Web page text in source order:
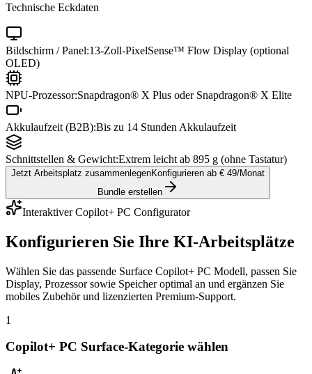
Technische Eckdaten
Bildschirm / Panel:13-Zoll-PixelSense™ Flow Display (optional
OLED)
NPU-Prozessor:Snapdragon® X Plus oder Snapdragon® X Elite
Akkulaufzeit (B2B):Bis zu 14 Stunden Akkulaufzeit
Schnittstellen & Gewicht:Extrem leicht ab 895 g (ohne Tastatur)
Jetzt Arbeitsplatz zusammenlegenKonfigurieren ab € 49/Monat
Bundle erstellen
Interaktiver Copilot+ PC Configurator
Konfigurieren Sie Ihre KI-Arbeitsplätze
Wählen Sie das passende Surface Copilot+ PC Modell, passen Sie
Display, Prozessor sowie Speicher optimal an und ergänzen Sie
mobiles Zubehör und lizenzierten Premium-Support.
1
Copilot+ PC Surface-Kategorie wählen